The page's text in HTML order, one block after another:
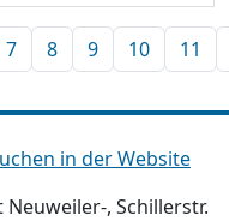
7 8 9 10 11
in der Website
, Schillerstr.